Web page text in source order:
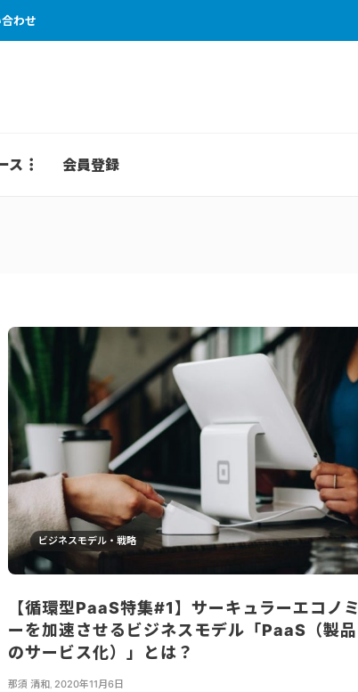
わせ
ス 会員登録
ビジネスモデル・戦略
【循環型PaaS特集#1】サーキュラーエコノミ
ーを加速させるビジネスモデル「PaaS（製品
のサービス化）」とは？
那須 清和, 2020年11月6日